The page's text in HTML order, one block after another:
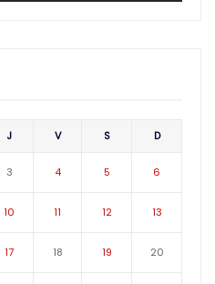
J V S D
3 4 5 6
10 11 12 13
17 18 19 20